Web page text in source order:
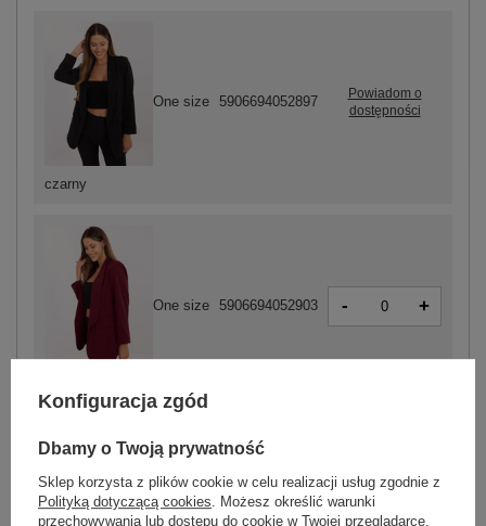
One size 5906694052903 - +
czarny
One size 5906694052897
Powiadom o
dostępności
Konfiguracja zgód
Dbamy o Twoją prywatność
Sklep korzysta z plików cookie w celu realizacji usług zgodnie z
Polityką dotyczącą cookies. Możesz określić warunki
przechowywania lub dostępu do cookie w Twojej przeglądarce.